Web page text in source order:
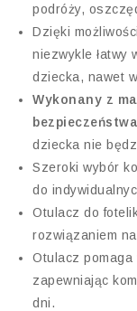
podróży,
Dzięki możliwości
niezwykle łatwy
dziecka, nawet
Wykonany z
bezpieczeństwa
dziecka nie
Szeroki wybór
do
Otulacz do
rozwiązaniem
Otulacz pomaga
zapewniając
dni.